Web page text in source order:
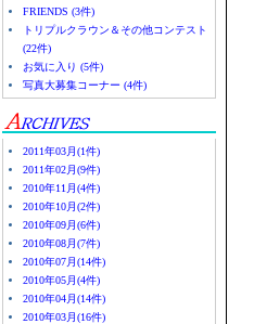
FRIENDS (3件)
トリプルクラウン＆その他コンテスト
(22件)
お気に入り (5件)
写真大募集コーナー (4件)
2011年03月(1件)
2011年02月(9件)
2010年11月(4件)
2010年10月(2件)
2010年09月(6件)
2010年08月(7件)
2010年07月(14件)
2010年05月(4件)
2010年04月(14件)
2010年03月(16件)